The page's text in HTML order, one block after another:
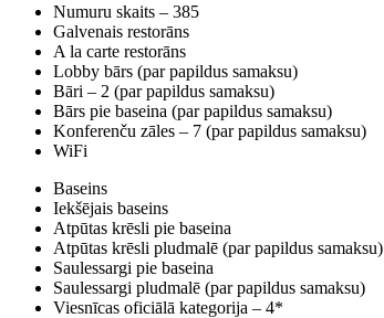
Numuru skaits – 385
Galvenais restorāns
A la carte restorāns
Lobby bārs (par papildus samaksu)
Bāri – 2 (par papildus samaksu)
Bārs pie baseina (par papildus samaksu)
Konferenču zāles – 7 (par papildus samaksu)
WiFi
Baseins
Iekšējais baseins
Atpūtas krēsli pie baseina
Atpūtas krēsli pludmalē (par papildus samaksu)
Saulessargi pie baseina
Saulessargi pludmalē (par papildus samaksu)
Viesnīcas oficiālā kategorija – 4*